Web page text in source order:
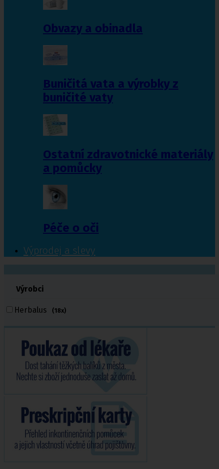
Obvazy a obinadla
Buničitá vata a výrobky z
buničité vaty
Ostatní zdravotnické materiály
a pomůcky
Péče o oči
Výprodej a slevy
Výrobci
Herbalus (18x)
volejte